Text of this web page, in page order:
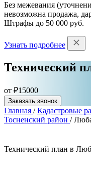
Без межевания
невозможна продажа,
Штрафы до 50 000 руб.
Узнать подробнее
Технический
от ₽15000
Заказать звонок
Главная /Кадастровые
Тосненский район /
Технический план в